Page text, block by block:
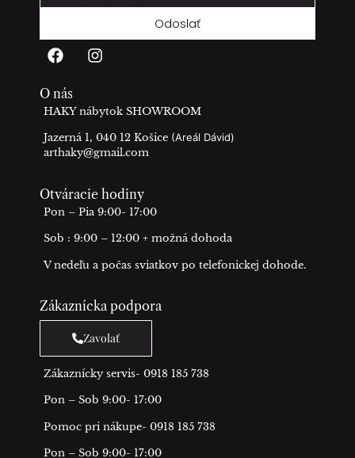
Odoslať
O nás
HAKY nábytok SHOWROOM
Jazerná 1, 040 12 Košice (Areál Dávid)
arthaky@gmail.com
Otváracie hodiny
Pon – Pia 9:00- 17:00
Sob : 9:00 – 12:00 + možná dohoda
V nedeľu a počas sviatkov po telefonickej dohode.
Zákaznícka podpora
Zavolať
Zákaznícky servis- 0918 185 738
Pon – Sob 9:00- 17:00
Pomoc pri nákupe- 0918 185 738
Pon – Sob 9:00- 17:00